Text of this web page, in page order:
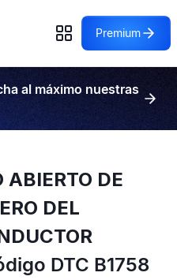
Premium
al máximo nuestras
ABIERTO DE
DEL
DTC B1758